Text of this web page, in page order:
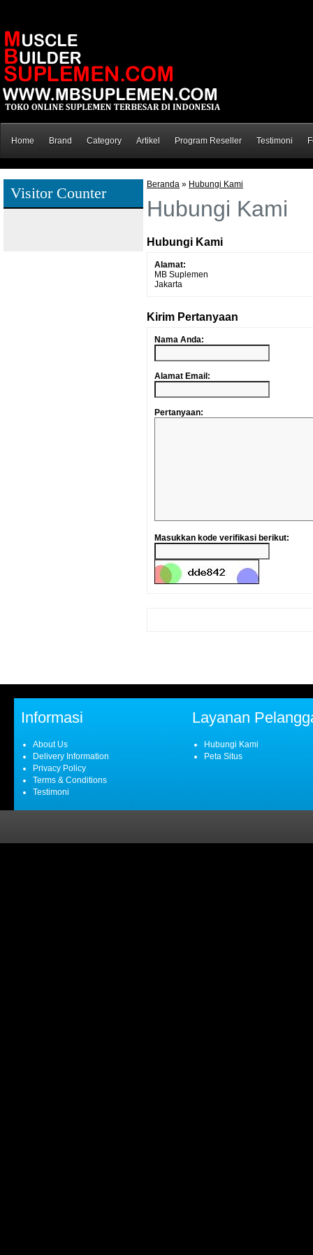
Home Brand Category Artikel Program Reseller Testimoni
Visitor Counter Beranda » Hubungi Kami
Hubungi Kami
Hubungi Kami
Alamat:
MB Suplemen
Jakarta
Kirim Pertanyaan
Nama Anda:
Alamat Email:
Pertanyaan:
Masukkan kode verifikasi berikut:
Informasi
About Us
Delivery Information
Privacy Policy
Terms & Conditions
Testimoni
Layanan
Hubungi Kami
Peta Situs